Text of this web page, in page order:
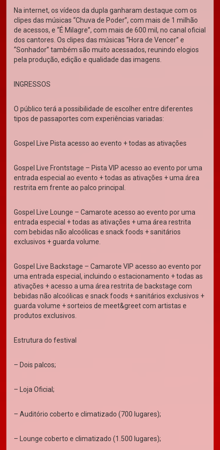
Na internet, os vídeos da dupla ganharam destaque com os
clipes das músicas “Chuva de Poder”, com mais de 1 milhão
de acessos, e “É Milagre”, com mais de 600 mil, no canal oficial
dos cantores. Os clipes das músicas “Hora de Vencer” e
“Sonhador” também são muito acessados, reunindo elogios
pela produção, edição e qualidade das imagens.
INGRESSOS
O público terá a possibilidade de escolher entre diferentes
tipos de passaportes com experiências variadas:
Gospel Live Pista acesso ao evento + todas as ativações
Gospel Live Frontstage – Pista VIP acesso ao evento por uma
entrada especial ao evento + todas as ativações + uma área
restrita em frente ao palco principal.
Gospel Live Lounge – Camarote acesso ao evento por uma
entrada especial + todas as ativações + uma área restrita
com bebidas não alcoólicas e snack foods + sanitários
exclusivos + guarda volume.
Gospel Live Backstage – Camarote VIP acesso ao evento por
uma entrada especial, incluindo o estacionamento + todas as
ativações + acesso a uma área restrita de backstage com
bebidas não alcoólicas e snack foods + sanitários exclusivos +
guarda volume + sorteios de meet&greet com artistas e
produtos exclusivos.
Estrutura do festival
– Dois palcos;
– Loja Oficial;
– Auditório coberto e climatizado (700 lugares);
– Lounge coberto e climatizado (1.500 lugares);